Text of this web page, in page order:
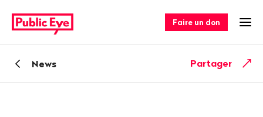
sur
publiceye.ch
rapide
Faire un don
RetourNews Partager